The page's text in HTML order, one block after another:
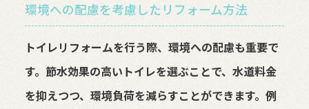
環境への配慮を考慮したリフォーム方法
トイレリフォームを行う際、環境への配慮も重要で
す。節水効果の高いトイレを選ぶことで、水道料金
を抑えつつ、環境負荷を減らすことができます。例